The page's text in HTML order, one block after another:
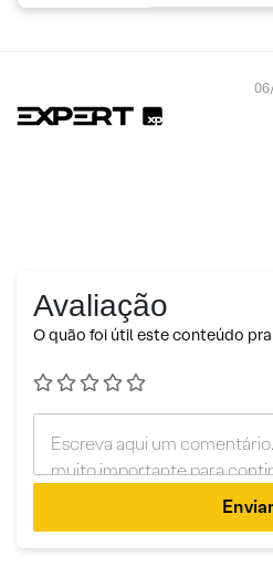
Avaliação
O quão foi útil este conteúdo
Enviar